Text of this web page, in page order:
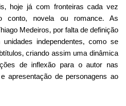
hoje já com fronteiras cada vez
conto, novela ou romance. As
Medeiros, por falta de definição
independentes, como se
criando assim uma dinâmica
de inflexão para o autor nas
apresentação de personagens ao